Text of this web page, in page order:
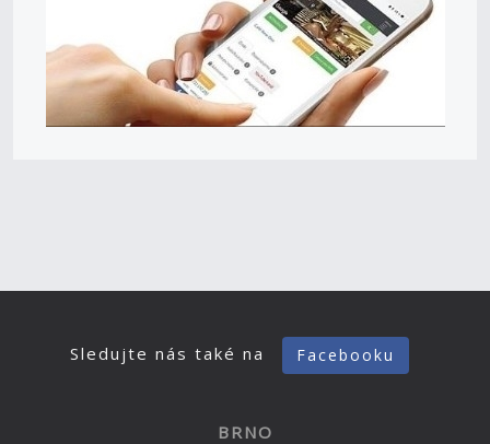
Sledujte nás také na Facebooku
BRNO